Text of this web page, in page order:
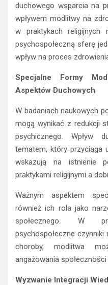
duchowego wsparcia na
wpływem modlitwy na
w praktykach religijnych
psychospołeczną sferę
wpływ na proces
Specjalne Formy
Aspektów Duchowych
W badaniach naukowych
mogą wynikać z redukcji
psychicznego. Wpływ
tematem, który przyciąga
wskazują na istnienie
praktykami religijnymi a
Ważnym aspektem
również ich rola jako
społecznego. W
psychospołeczne czynniki
choroby, modlitwa
angażowania
Wyzwanie Integracji